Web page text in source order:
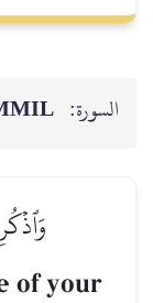
السورة:
of your